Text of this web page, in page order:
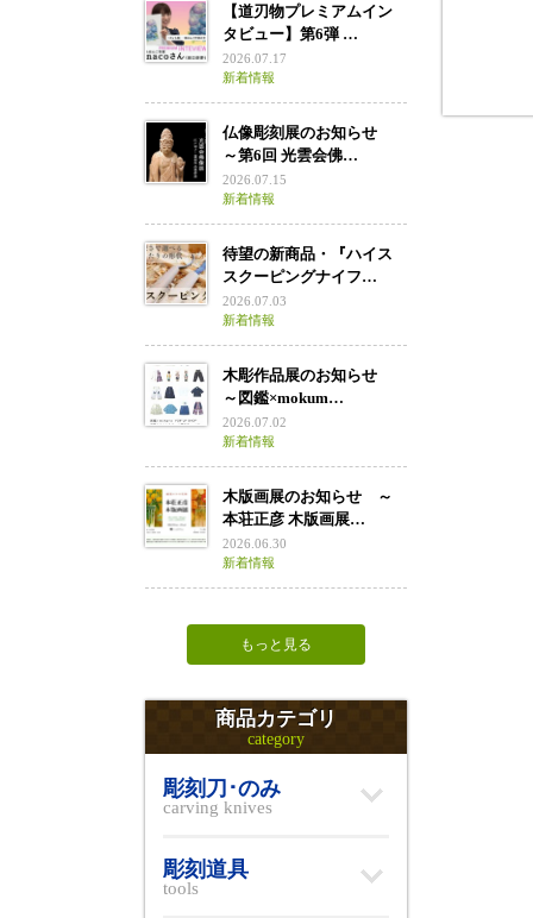
【道刃物プレミアムイン
タビュー】第6弾 …
2026.07.17
新着情報
仏像彫刻展のお知らせ
～第6回 光雲会佛…
2026.07.15
新着情報
待望の新商品・『ハイス
スクーピングナイフ…
2026.07.03
新着情報
木彫作品展のお知らせ
～図鑑×mokum…
2026.07.02
新着情報
木版画展のお知らせ ～
本荘正彦 木版画展…
2026.06.30
新着情報
もっと見る
商品カテゴリ
category
彫刻刀･のみ
carving knives
彫刻道具
tools